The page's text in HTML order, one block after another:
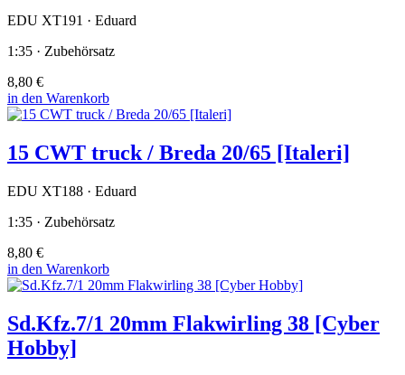
EDU XT191 · Eduard
1:35 · Zubehörsatz
8,80 €
in den Warenkorb
15 CWT truck / Breda 20/65 [Italeri]
EDU XT188 · Eduard
1:35 · Zubehörsatz
8,80 €
in den Warenkorb
Sd.Kfz.7/1 20mm Flakwirling 38 [Cyber
Hobby]